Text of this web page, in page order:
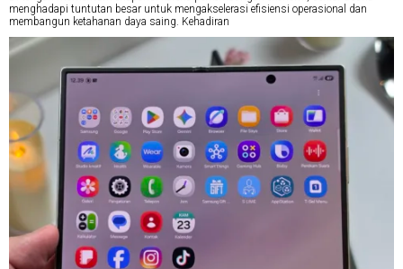
menghadapi tuntutan besar untuk mengakselerasi efisiensi operasional dan
membangun ketahanan daya saing. Kehadiran